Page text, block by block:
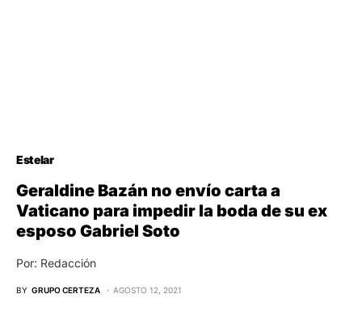
Estelar
Geraldine Bazán no envío carta a
Vaticano para impedir la boda de su ex
esposo Gabriel Soto
Por: Redacción
BY GRUPO CERTEZA AGOSTO 12, 2021